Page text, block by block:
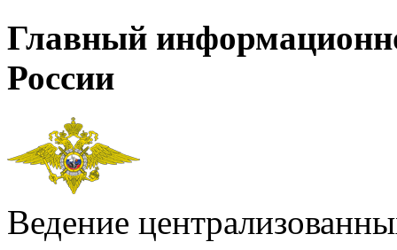
Главный
России
Ведение